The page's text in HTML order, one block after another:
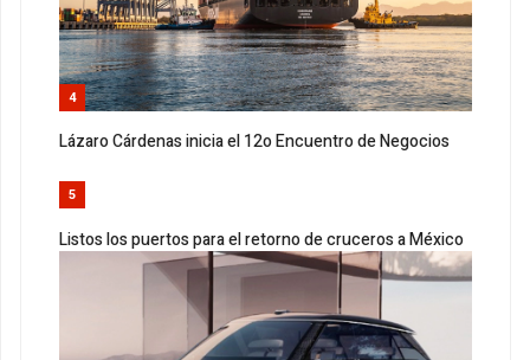
4
Lázaro Cárdenas inicia el 12o Encuentro de Negocios
5
Listos los puertos para el retorno de cruceros a México